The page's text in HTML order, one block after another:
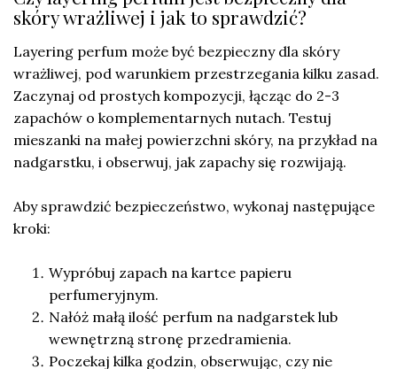
skóry wrażliwej i jak to sprawdzić?
Layering perfum może być bezpieczny dla skóry
wrażliwej, pod warunkiem przestrzegania kilku zasad.
Zaczynaj od prostych kompozycji, łącząc do 2-3
zapachów o komplementarnych nutach. Testuj
mieszanki na małej powierzchni skóry, na przykład na
nadgarstku, i obserwuj, jak zapachy się rozwijają.
Aby sprawdzić bezpieczeństwo, wykonaj następujące
kroki:
Wypróbuj zapach na kartce papieru
perfumeryjnym.
Nałóż małą ilość perfum na nadgarstek lub
wewnętrzną stronę przedramienia.
Poczekaj kilka godzin, obserwując, czy nie